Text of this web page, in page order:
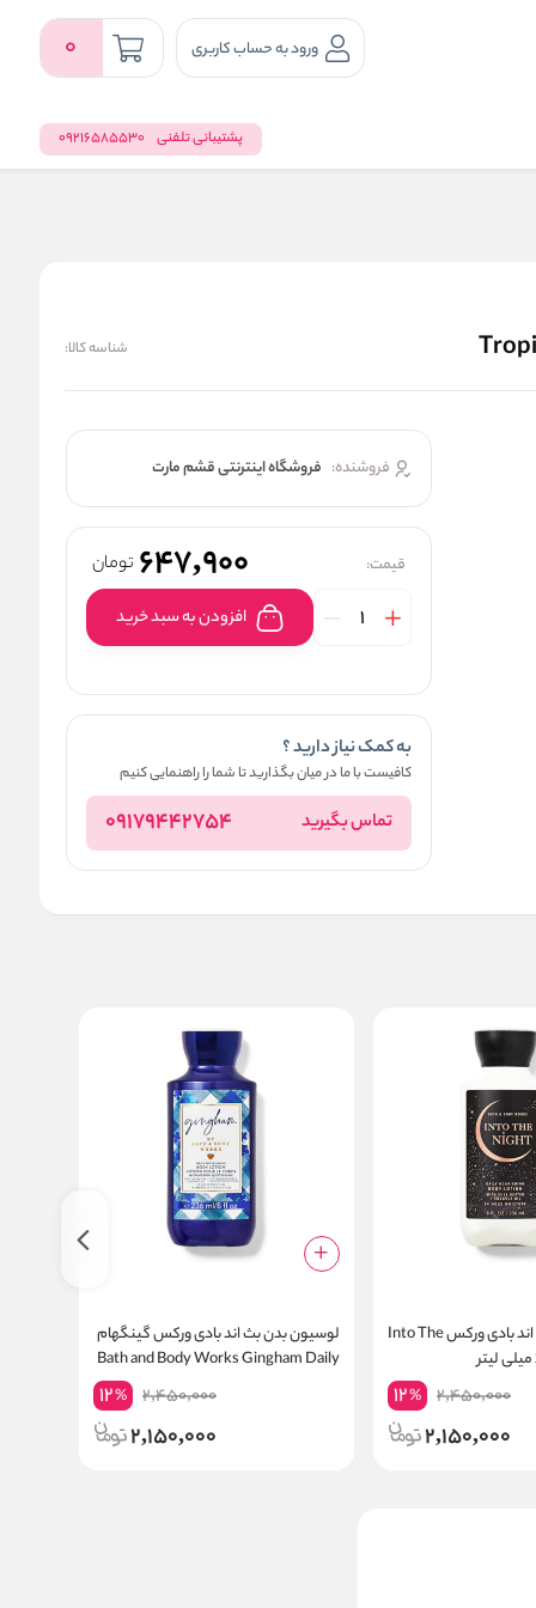
ورود به حساب کاربری 0
پشتیبانی تلفنی 09216585530
شناسه کالا:
فروشنده: فروشگاه اینترنتی قشم مارت
قیمت: 647,900 تومان
افزودن به سبد خرید
به کمک نیاز دارید ؟
کافیست با ما در میان بگذارید تا شما را راهنمایی کنیم
تماس بگیرید 09179442754
لوسیون بدن بث اند بادی ورکس Into The
2,450,000
12%
2,150,000
لوسیون بدن بث اند بادی ورکس گینگهام
Bath and Body Works Gingham Daily
Nourishing Body Lotion 24 Hour
2,450,000
12%
2,150,000